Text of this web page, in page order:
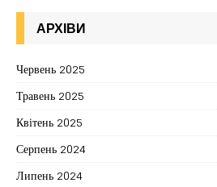
АРХІВИ
Червень 2025
Травень 2025
Квітень 2025
Серпень 2024
Липень 2024